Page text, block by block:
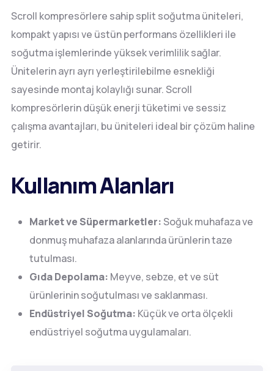
Scroll kompresörlere sahip split soğutma üniteleri,
kompakt yapısı ve üstün performans özellikleri ile
soğutma işlemlerinde yüksek verimlilik sağlar.
Ünitelerin ayrı ayrı yerleştirilebilme esnekliği
sayesinde montaj kolaylığı sunar. Scroll
kompresörlerin düşük enerji tüketimi ve sessiz
çalışma avantajları, bu üniteleri ideal bir çözüm haline
getirir.
Kullanım Alanları
Market ve Süpermarketler:Soğuk muhafaza ve
donmuş muhafaza alanlarında ürünlerin taze
tutulması.
Gıda Depolama: Meyve, sebze, et ve süt
ürünlerinin soğutulması ve saklanması.
Endüstriyel Soğutma: Küçük ve orta ölçekli
endüstriyel soğutma uygulamaları.